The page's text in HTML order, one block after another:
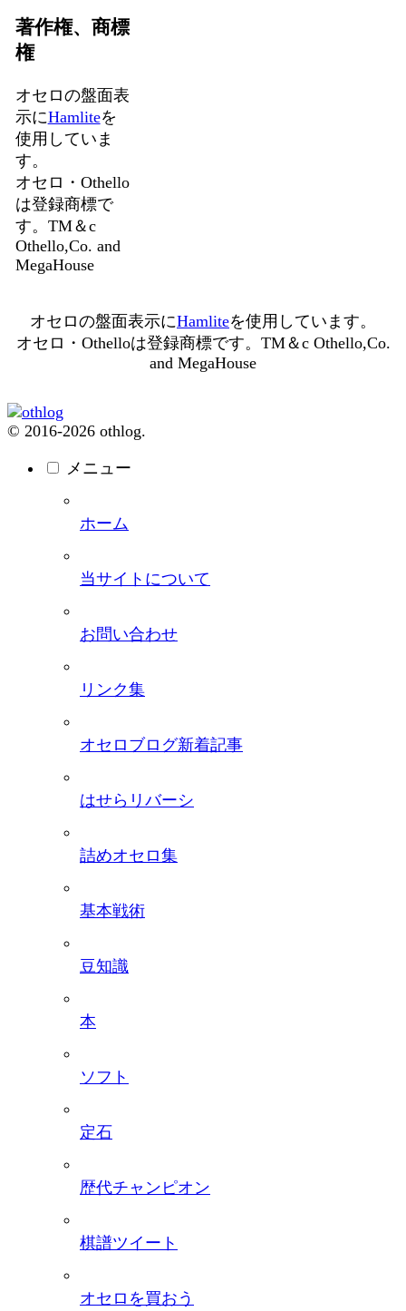
著作権、商標
権
オセロの盤面表
示にHamliteを
使用していま
す。
オセロ・Othello
は登録商標で
す。TM＆c
Othello,Co. and
MegaHouse
オセロの盤面表示にHamliteを使用しています。
オセロ・Othelloは登録商標です。TM＆c Othello,Co.
and MegaHouse
© 2016-2026 othlog.
メニュー
ホーム
当サイトについて
お問い合わせ
リンク集
オセロブログ新着記事
はせらリバーシ
詰めオセロ集
基本戦術
豆知識
本
ソフト
定石
歴代チャンピオン
棋譜ツイート
オセロを買おう